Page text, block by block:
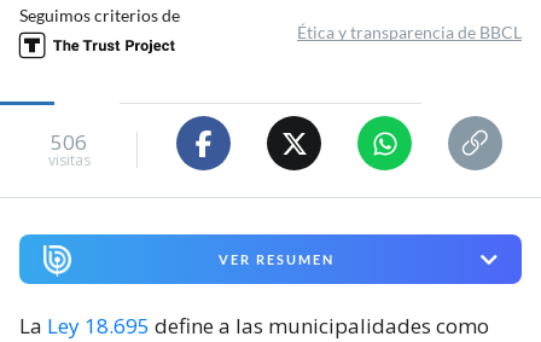
Seguimos criterios de
Ética y transparencia de BBCL
506
visitas
VER RESUMEN
La Ley 18.695 define a las municipalidades como